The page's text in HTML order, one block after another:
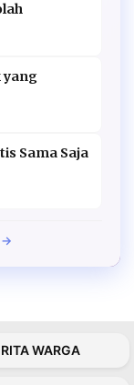
yang
Sama Saja
→
WARGA